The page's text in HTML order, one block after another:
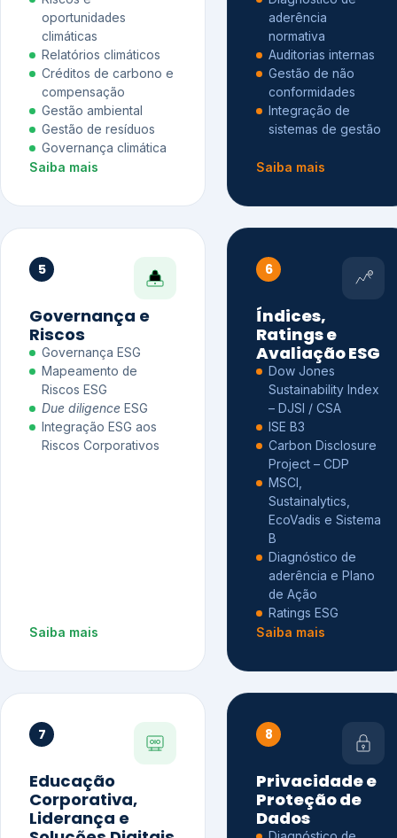
oportunidades
climáticas
Relatórios climáticos
Créditos de carbono e
compensação
Gestão ambiental
Gestão de resíduos
Governança climática
Saiba mais
aderência
normativa
Auditorias internas
Gestão de não
conformidades
Integração de
sistemas de gestão
Saiba mais
5
Governança e
Riscos
Governança ESG
Mapeamento de
Riscos ESG
Due diligence ESG
Integração ESG aos
Riscos Corporativos
Saiba mais
6
Índices,
Ratings e
Avaliação ESG
Dow Jones
Sustainability Index
– DJSI / CSA
ISE B3
Carbon Disclosure
Project – CDP
MSCI,
Sustainalytics,
EcoVadis e Sistema
B
Diagnóstico de
aderência e Plano
de Ação
Ratings ESG
Saiba mais
7
Educação
Corporativa,
Liderança e
8
Privacidade e
Proteção de
Dados